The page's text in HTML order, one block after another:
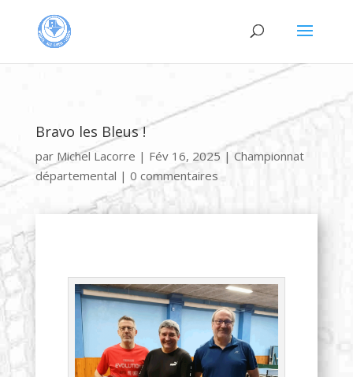
Bravo les Bleus !
par Michel Lacorre | Fév 16, 2025 | Championnat
départemental | 0 commentaires